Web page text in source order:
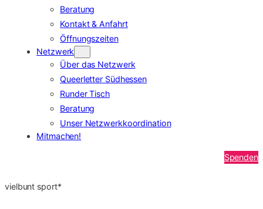
Beratung
Kontakt & Anfahrt
Öffnungszeiten
Netzwerk
Über das Netzwerk
Queerletter Südhessen
Runder Tisch
Beratung
Unser Netzwerkkoordination
Mitmachen!
Spenden
vielbunt sport*